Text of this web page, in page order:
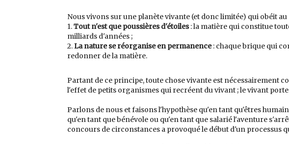
Nous vivons sur une planète vivante (et donc limitée) qui obéit au
1.Tout n'est que poussières d'étoiles: la matière qui constitue
milliards d'années ;
2.La nature se réorganise en permanence: chaque brique qui
redonner de la matière.
Partant de ce principe, toute chose vivante est nécessairement
l'effet de petits organismes qui recréent du vivant ; le vivant
Parlons de nous et faisons l'hypothèse qu'en tant qu'êtres
qu'en tant que bénévole ou qu'en tant que salarié l'aventure
concours de circonstances a provoqué le début d'un processus